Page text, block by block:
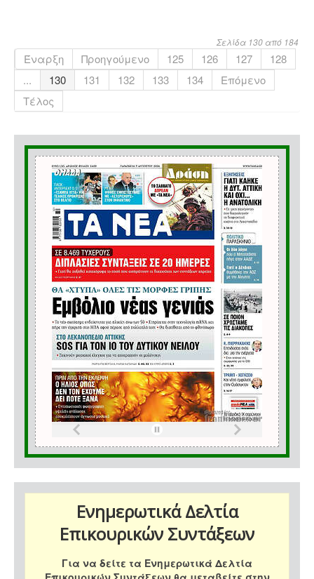
Σελίδα 130 από 184
Έναρξη Προηγούμενο 125 126 127
128
...
130 131 132 133 134
Επόμενο
Τέλος
Ενημερωτικά Δελτία
Επικουρικών Συντάξεων
Για να δείτε τα Ενημερωτικά Δελτία